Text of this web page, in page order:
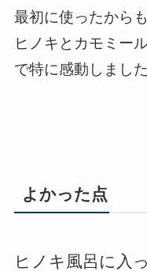
最初に使ったから
ヒノキとカモミー
で特に感動しました
よかった点
ヒノキ風呂に入